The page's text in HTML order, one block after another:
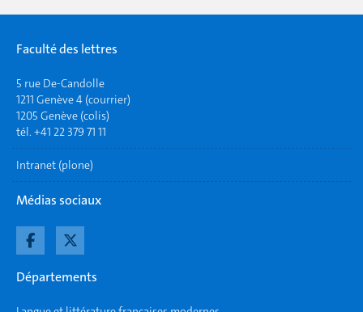
Faculté des lettres
5 rue De-Candolle
1211 Genève 4 (courrier)
1205 Genève (colis)
tél. +41 22 379 71 11
Intranet (plone)
Médias sociaux
Départements